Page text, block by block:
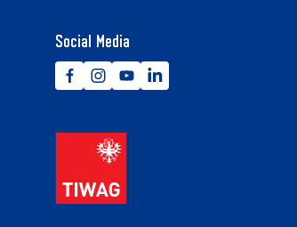
Social Media